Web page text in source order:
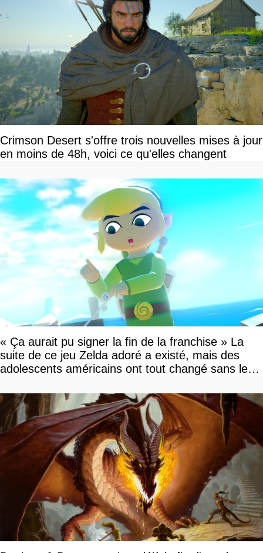
Crimson Desert s'offre trois nouvelles mises à jour
en moins de 48h, voici ce qu'elles changent
« Ça aurait pu signer la fin de la franchise » La
suite de ce jeu Zelda adoré a existé, mais des
adolescents américains ont tout changé sans le